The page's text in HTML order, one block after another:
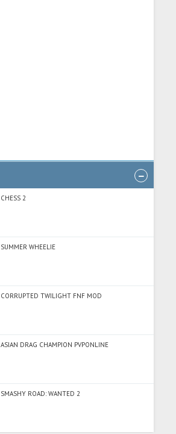
CHESS 2
SUMMER WHEELIE
CORRUPTED TWILIGHT FNF MOD
ASIAN DRAG CHAMPION PVPONLINE
SMASHY ROAD: WANTED 2